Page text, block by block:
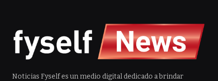
Noticias Fyself es un medio digital dedicado a brindar